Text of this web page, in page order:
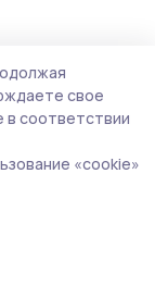
свое
в соответствии
«cookie»